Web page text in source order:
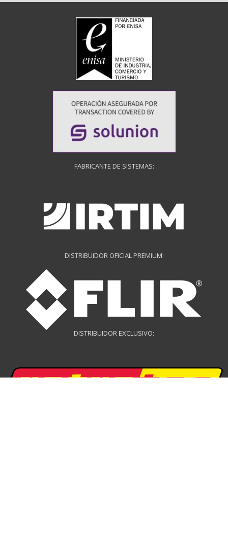
FABRICANTE DE SISTEMAS:
DISTRIBUIDOR OFICIAL PREMIUM:
DISTRIBUIDOR EXCLUSIVO: